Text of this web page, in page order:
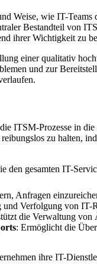
Weise, wie IT-
Bestandteil von
ihrer Wichtigkeit zu
einer qualitativ
und zur
ITSM-Prozesse in
zu halten,
gesamten IT-
Anfragen
Verfolgung von IT-
die Verwaltung von
: Ermöglicht die
ihre IT-